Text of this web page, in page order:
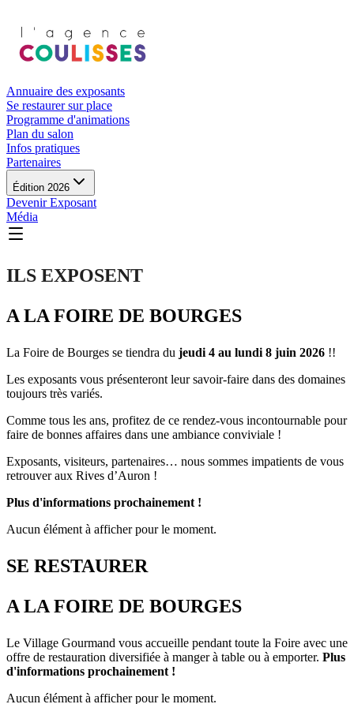
Annuaire des exposants
Se restaurer sur place
Programme d'animations
Plan du salon
Infos pratiques
Partenaires
Édition 2026
Devenir Exposant
Média
ILS EXPOSENT
A LA FOIRE DE BOURGES
La Foire de Bourges se tiendra du jeudi 4 au lundi 8 juin 2026 !!
Les exposants vous présenteront leur savoir-faire dans des domaines
toujours très variés.
Comme tous les ans, profitez de ce rendez-vous incontournable pour
faire de bonnes affaires dans une ambiance conviviale !
Exposants, visiteurs, partenaires… nous sommes impatients de vous
retrouver aux Rives d’Auron !
Plus d'informations prochainement !
Aucun élément à afficher pour le moment.
SE RESTAURER
A LA FOIRE DE BOURGES
Le Village Gourmand vous accueille pendant toute la Foire avec une
offre de restauration diversifiée à manger à table ou à emporter. Plus
d'informations prochainement !
Aucun élément à afficher pour le moment.